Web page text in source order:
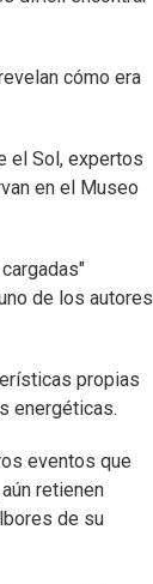
cómo era
el Sol, expertos
en el Museo
de los autores
propias
energéticas.
eventos que
retienen
de su